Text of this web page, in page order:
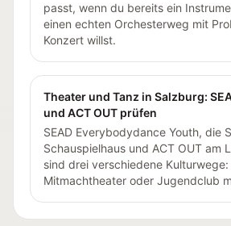
passt, wenn du bereits ein
einen echten Orchesterweg mit
Konzert willst.
Theater und Tanz in Salzburg:
und ACT OUT prüfen
SEAD Everybodydance Youth, die
Schauspielhaus und ACT OUT am
sind drei verschiedene Kulturwege:
Mitmachtheater oder Jugendclub